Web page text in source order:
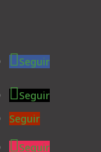
Seguir
Seguir
Seguir
Seguir